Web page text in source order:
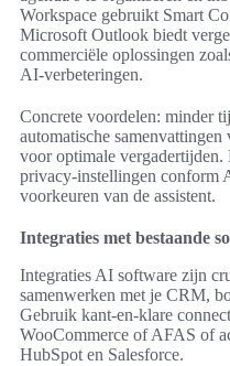
Workspace gebruikt Smart
Microsoft Outlook biedt
commerciële oplossingen
AI-verbeteringen.
Concrete voordelen: minder
automatische
voor optimale vergadertijden.
privacy-instellingen conform
voorkeuren van de assistent.
Integraties met bestaande
Integraties AI software zijn
samenwerken met je CRM,
Gebruik kant-en-klare
WooCommerce of AFAS of
HubSpot en Salesforce.